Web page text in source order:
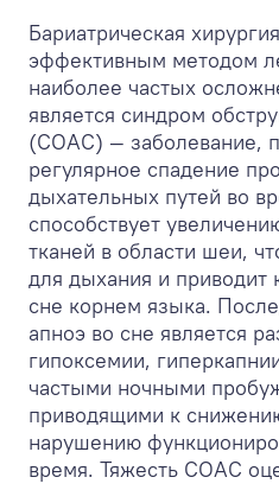
Бариатрическая
эффективным методом
наиболее частых
является синдром
(СОАС) — заболевание,
регулярное спадение
дыхательных путей во
способствует
тканей в области шеи,
для дыхания и приводит
сне корнем языка.
апноэ во сне является
гипоксемии,
частыми ночными
приводящими к
нарушению
время. Тяжесть СОАС